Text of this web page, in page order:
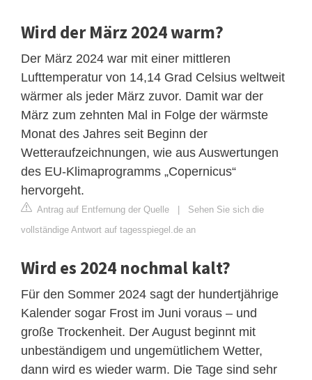
Wird der März 2024 warm?
Der März 2024 war mit einer mittleren
Lufttemperatur von 14,14 Grad Celsius weltweit
wärmer als jeder März zuvor. Damit war der
März zum zehnten Mal in Folge der wärmste
Monat des Jahres seit Beginn der
Wetteraufzeichnungen, wie aus Auswertungen
des EU-Klimaprogramms „Copernicus“
hervorgeht.
Antrag auf Entfernung der Quelle | Sehen Sie sich die
vollständige Antwort auf tagesspiegel.de an
Wird es 2024 nochmal kalt?
Für den Sommer 2024 sagt der hundertjährige
Kalender sogar Frost im Juni voraus – und
große Trockenheit. Der August beginnt mit
unbeständigem und ungemütlichem Wetter,
dann wird es wieder warm. Die Tage sind sehr